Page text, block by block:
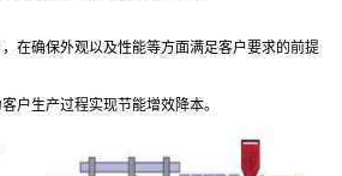
在确保外观以及性能等方面满足客户要求的前提
户生产过程实现节能增效降本。